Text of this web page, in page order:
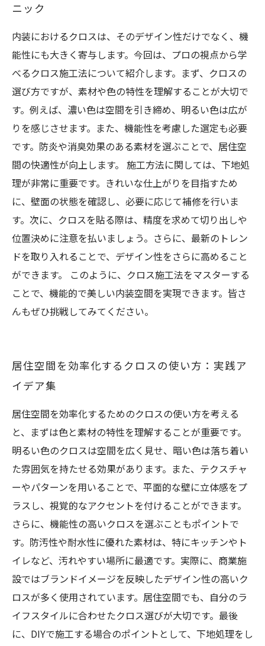
ニック
内装におけるクロスは、そのデザイン性だけでなく、機
能性にも大きく寄与します。今回は、プロの視点から学
べるクロス施工法について紹介します。まず、クロスの
選び方ですが、素材や色の特性を理解することが大切で
す。例えば、濃い色は空間を引き締め、明るい色は広が
りを感じさせます。また、機能性を考慮した選定も必要
です。防炎や消臭効果のある素材を選ぶことで、居住空
間の快適性が向上します。 施工方法に関しては、下地処
理が非常に重要です。きれいな仕上がりを目指すため
に、壁面の状態を確認し、必要に応じて補修を行いま
す。次に、クロスを貼る際は、精度を求めて切り出しや
位置決めに注意を払いましょう。さらに、最新のトレン
ドを取り入れることで、デザイン性をさらに高めること
ができます。 このように、クロス施工法をマスターする
ことで、機能的で美しい内装空間を実現できます。皆さ
んもぜひ挑戦してみてください。
居住空間を効率化するクロスの使い方：実践ア
イデア集
居住空間を効率化するためのクロスの使い方を考える
と、まずは色と素材の特性を理解することが重要です。
明るい色のクロスは空間を広く見せ、暗い色は落ち着い
た雰囲気を持たせる効果があります。また、テクスチャ
ーやパターンを用いることで、平面的な壁に立体感をプ
ラスし、視覚的なアクセントを付けることができます。
さらに、機能性の高いクロスを選ぶこともポイントで
す。防汚性や耐水性に優れた素材は、特にキッチンやト
イレなど、汚れやすい場所に最適です。実際に、商業施
設ではブランドイメージを反映したデザイン性の高いク
ロスが多く使用されています。居住空間でも、自分のラ
イフスタイルに合わせたクロス選びが大切です。最後
に、DIYで施工する場合のポイントとして、下地処理をし